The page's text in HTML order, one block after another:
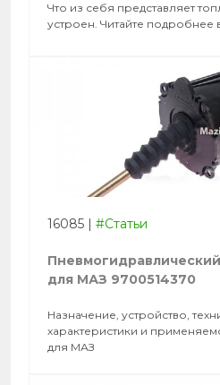
Что из себя представляет
устроен. Читайте подробнее
16085 | #Статьи
для МАЗ 9700514370
Назначение, устройство,
характеристики и
для МАЗ